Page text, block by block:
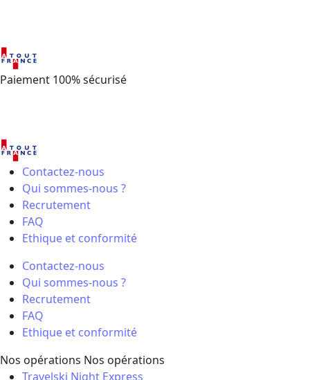
Paiement 100% sécurisé
Qui sommes-nous ?
Recrutement
FAQ
Ethique et conformité
Contactez-nous
Qui sommes-nous ?
Recrutement
FAQ
Ethique et conformité
Nos opérations
Nos opérations
Travelski Night Express
Week-ends & Courts séjours
Early Booking